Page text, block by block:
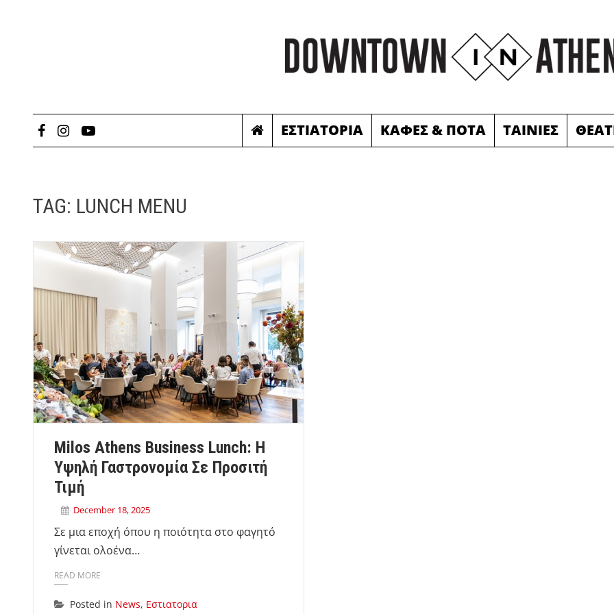
ΕΣΤΙΑΤΟΡΙΑ ΚΑΦΕΣ & ΠΟΤΑ ΤΑΙΝΙΕΣ
TAG: LUNCH MENU
Milos Athens Business Lunch: Η
Υψηλή Γαστρονομία Σε Προσιτή
Τιμή
December 18, 2025
Σε μια εποχή όπου η ποιότητα στο φαγητό
γίνεται ολοένα…
READ MORE
Posted in News, Εστιατορια